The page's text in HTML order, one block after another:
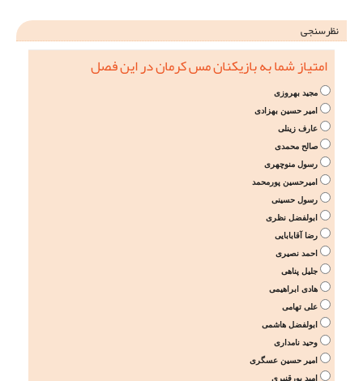
نظرسنجی
امتیاز شما به بازیکنان مس کرمان در این فصل
مجید بهروزی
امیر حسین بهزادی
عارف زینلی
صالح محمدی
رسول منوچهری
امیرحسین پورمحمد
رسول حسینی
ابولفضل نظری
رضا آقابابایی
احمد نصیری
جلیل پناهی
هادی ابراهیمی
علی تهامی
ابولفضل هاشمی
وحید نامداری
امیر حسین عسگری
امید پورقنبری